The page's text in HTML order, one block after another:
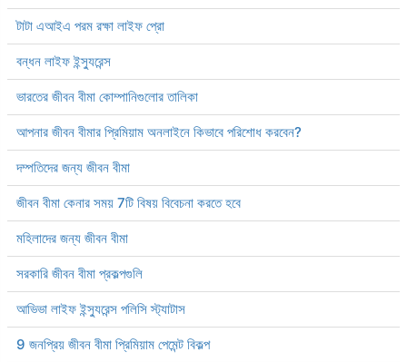
টাটা এআইএ পরম রক্ষা লাইফ প্রো
বন্ধন লাইফ ইন্স্যুরেন্স
ভারতের জীবন বীমা কোম্পানিগুলোর তালিকা
আপনার জীবন বীমার প্রিমিয়াম অনলাইনে কিভাবে পরিশোধ করবেন?
দম্পতিদের জন্য জীবন বীমা
জীবন বীমা কেনার সময় 7টি বিষয় বিবেচনা করতে হবে
মহিলাদের জন্য জীবন বীমা
সরকারি জীবন বীমা প্রকল্পগুলি
আভিভা লাইফ ইন্স্যুরেন্স পলিসি স্ট্যাটাস
9 জনপ্রিয় জীবন বীমা প্রিমিয়াম পেমেন্ট বিকল্প